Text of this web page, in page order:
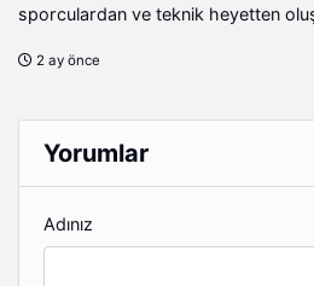
sporculardan ve teknik heyetten
büyük gurur yaşattı.
2 ay önce
Yorumlar
Adınız